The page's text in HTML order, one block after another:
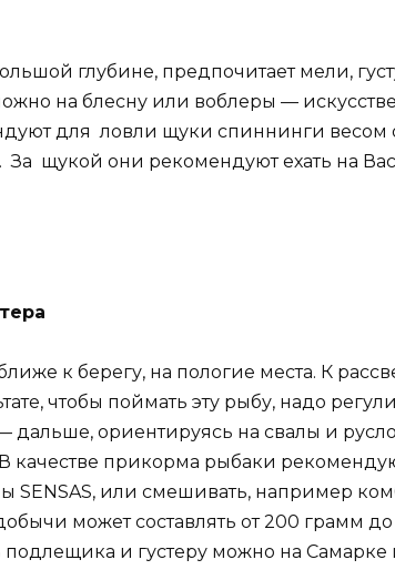
глубине, предпочитает мели,
на блесну или воблеры —
для ловли щуки спиннинги весом
За щукой они рекомендуют ехать на
к берегу, на пологие места. К
чтобы поймать эту рыбу, надо
ориентируясь на свалы и
качестве прикорма рыбаки
SENSAS, или смешивать, например
может составлять от 200 грамм
подлещика и густеру можно на